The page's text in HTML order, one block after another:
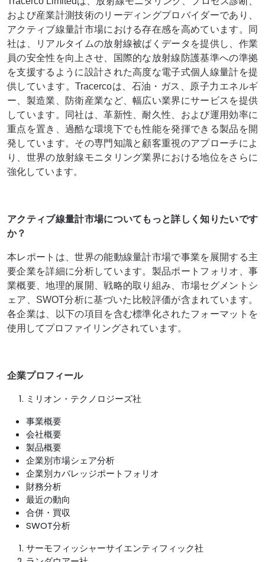
および産業計測技術のリーディングプロバイダーであり、
アクティブ線量計市場における存在感を高めています。同
社は、リアルタイムの放射線被ばくデータを提供し、作業
員の安全性を向上させ、国際的な放射線防護基準への準拠
を支援するように設計された高度な電子式個人線量計を提
供しています。Tracercoは、石油・ガス、原子力エネルギ
ー、製造業、防衛産業など、幅広い業界にサービスを提供
しています。同社は、革新性、耐久性、および運用効率に
重点を置き、過酷な環境下でも性能を発揮できる製品を開
発しています。その専門知識と顧客重視のアプローチによ
り、世界の放射線モニタリング業界における地位をさらに
強化しています。
アクティブ線量計市場についてもっと詳しく知りたいです
か？
本レポートは、世界の能動線量計市場で事業を展開する主
要企業を詳細に分析しています。製品ポートフォリオ、事
業概要、地理的展開、戦略的取り組み、市場セグメントシ
ェア、SWOT分析に基づいた比較評価が含まれています。
各企業は、以下の項目を含む標準化されたフォーマットを
使用してプロファイリングされています。
企業プロフィール
ミリオン・テクノロジーズ社
事業概要
会社概要
製品概要
企業別市場シェア分析
企業別カバレッジポートフォリオ
財務分析
最近の動向
合併・買収
SWOT分析
サーモフィッシャーサイエンティフィック社